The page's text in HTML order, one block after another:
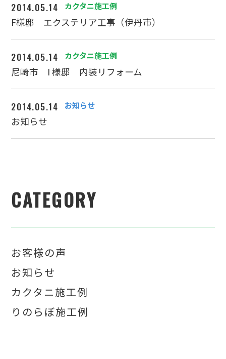
2014.05.14 カクタニ施工例
F様邸 エクステリア工事（伊丹市）
2014.05.14 カクタニ施工例
尼崎市 I 様邸 内装リフォーム
2014.05.14 お知らせ
お知らせ
CATEGORY
お客様の声
お知らせ
カクタニ施工例
りのらぼ施工例